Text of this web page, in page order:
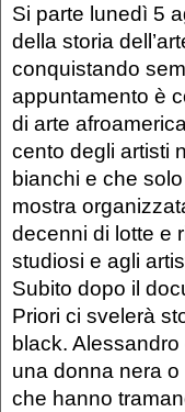
Si parte lunedì 5
della storia
conquistando
appuntamento è
di arte
cento degli artisti
bianchi e che
mostra
decenni di lotte e
studiosi e agli
Subito dopo il
Priori ci svelerà
black. Alessandro
una donna nera
che hanno